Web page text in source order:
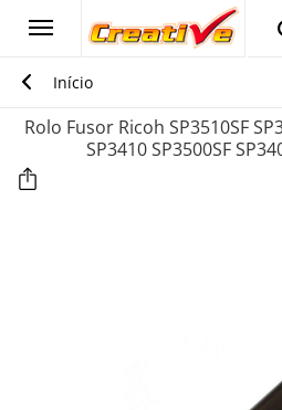
Início
Rolo Fusor Ricoh SP3510SF
SP3410 SP3500SF